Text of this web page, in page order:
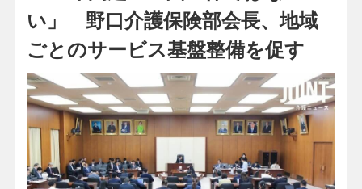
い」 野口介護保険部会長、地域
ごとのサービス基盤整備を促す